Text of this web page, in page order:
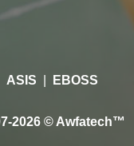
ASIS EBOSS
2026 © Awfatech™